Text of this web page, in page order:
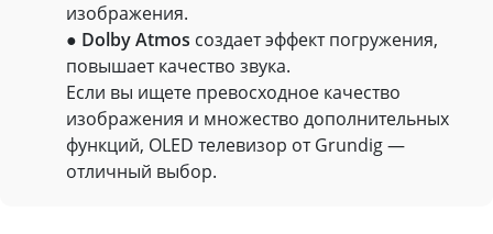
изображения.
● Dolby Atmos создает эффект погружения,
повышает качество звука.
Если вы ищете превосходное качество
изображения и множество дополнительных
функций, OLED телевизор от Grundig —
отличный выбор.